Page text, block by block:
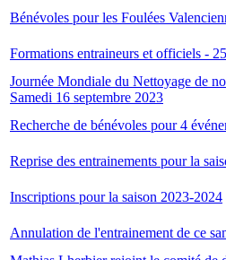
Bénévoles pour les Foulées
Formations entraineurs et officiels -
Journée Mondiale du Nettoyage de
Samedi 16 septembre 2023
Recherche de bénévoles pour 4
Reprise des entrainements pour la
Inscriptions pour la saison 2023-2024
Annulation de l'entrainement de ce